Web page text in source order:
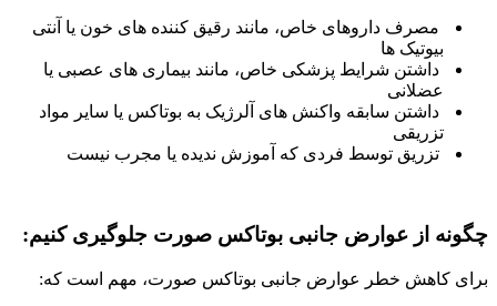
مصرف داروهای خاص، مانند رقیق کننده های خون یا آنتی
بیوتیک ها
داشتن شرایط پزشکی خاص، مانند بیماری های عصبی یا
عضلانی
داشتن سابقه واکنش های آلرژیک به بوتاکس یا سایر مواد
تزریقی
تزریق توسط فردی که آموزش ندیده یا مجرب نیست
چگونه از عوارض جانبی بوتاکس صورت جلوگیری کنیم:
برای کاهش خطر عوارض جانبی بوتاکس صورت، مهم است که: